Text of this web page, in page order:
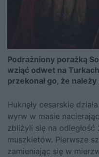
Podrażniony porażką
wziąć odwet na
przekonał go, że
Huknęły cesarskie
wyrw w masie
zbliżyli się na
muszkietów. Pierwsze
zamieniając się w